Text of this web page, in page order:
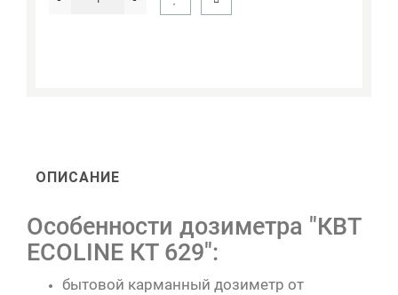
ОПИСАНИЕ
Особенности дозиметра "КВТ
ECOLINE КТ 629":
бытовой карманный дозиметр от